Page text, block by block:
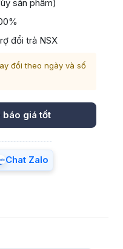
sản phẩm)
đổi trả NSX
đổi theo ngày và số
báo giá tốt
Chat Zalo